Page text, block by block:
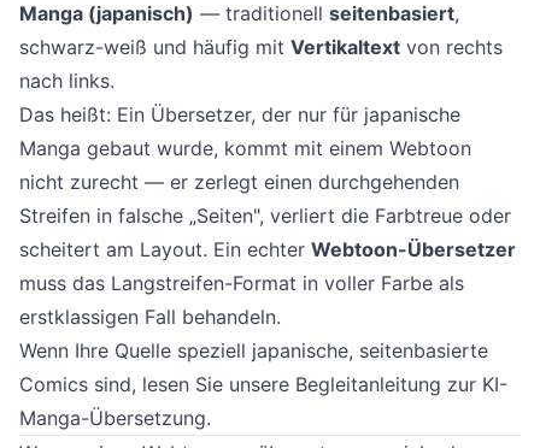
Manga (japanisch) — traditionell seitenbasiert,
schwarz-weiß und häufig mit Vertikaltext von rechts
nach links.
Das heißt: Ein Übersetzer, der nur für japanische
Manga gebaut wurde, kommt mit einem Webtoon
nicht zurecht — er zerlegt einen durchgehenden
Streifen in falsche „Seiten", verliert die Farbtreue oder
scheitert am Layout. Ein echter Webtoon-Übersetzer
muss das Langstreifen-Format in voller Farbe als
erstklassigen Fall behandeln.
Wenn Ihre Quelle speziell japanische, seitenbasierte
Comics sind, lesen Sie unsere Begleitanleitung zur KI-
Manga-Übersetzung.